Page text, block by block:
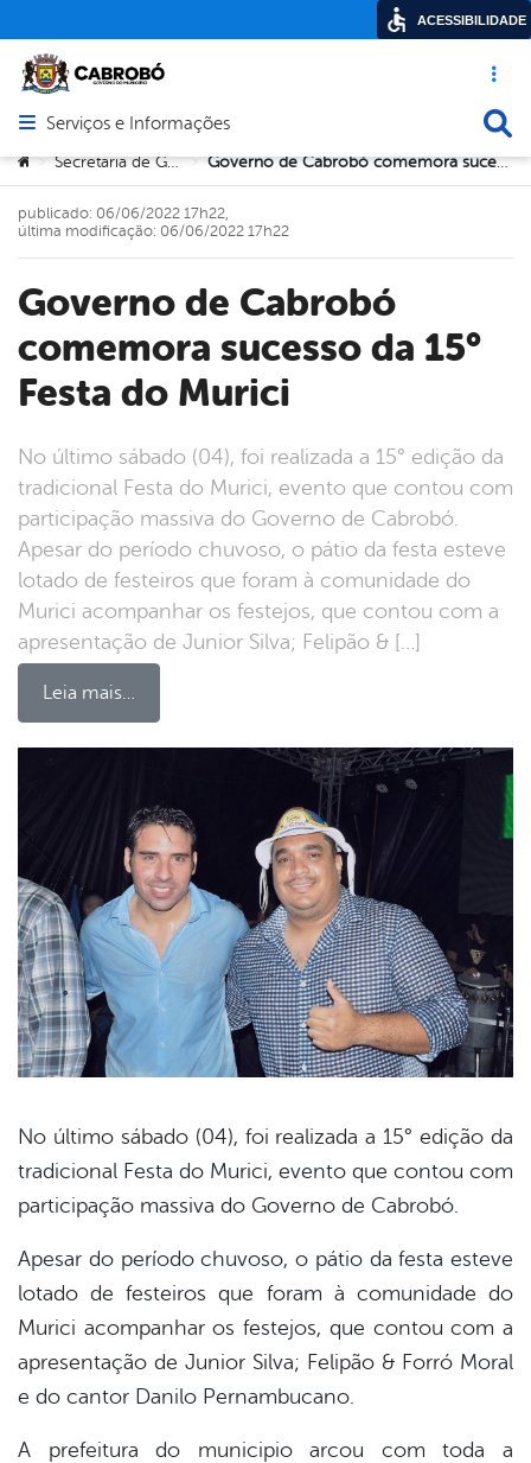
Acesso
Abrir menu principal de navegação
Serviços e Informações
Você está aqui:
> Secretaria de Governo > Governo de Cabrobó comemora sucesso da 15° Festa do Murici
Governo de Cabrobó
comemora sucesso da 15°
Festa do Murici
No último sábado (04), foi realizada a 15° edição da
tradicional Festa do Murici, evento que contou com
participação massiva do Governo de Cabrobó.
Apesar do período chuvoso, o pátio da festa esteve
lotado de festeiros que foram à comunidade do
Murici acompanhar os festejos, que contou com a
apresentação de Junior Silva; Felipão & […]
Leia mais…
publicado: 06/06/2022 17h22,
última modificação: 06/06/2022 17h22
No último sábado (04), foi realizada a 15° edição da
tradicional Festa do Murici, evento que contou com
participação massiva do Governo de Cabrobó.
Apesar do período chuvoso, o pátio da festa esteve
lotado de festeiros que foram à comunidade do
Murici acompanhar os festejos, que contou com a
apresentação de Junior Silva; Felipão & Forró Moral
e do cantor Danilo Pernambucano.
A prefeitura do municipio arcou com toda a
ACESSIBILIDADE